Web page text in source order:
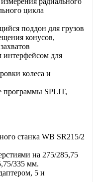
цикла
поддон для грузов
конусов,
для
колеса и
программы SPLIT,
станка WB SR215/2
на 275/285,75
335 мм.
5 и